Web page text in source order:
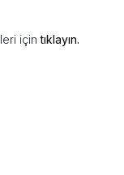
içintıklayın.